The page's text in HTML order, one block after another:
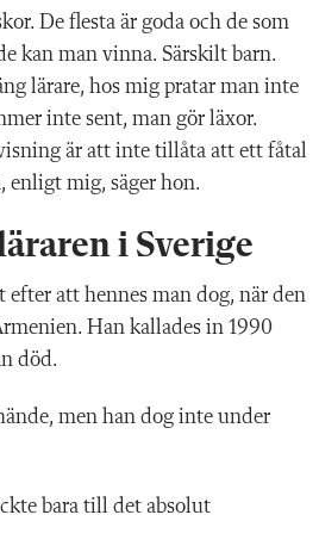
De flesta är goda och de som
kan man vinna. Särskilt barn.
lärare, hos mig pratar man inte
inte sent, man gör läxor.
är att inte tillåta att ett fåtal
enligt mig, säger hon.
i Sverige
att hennes man dog, när den
Han kallades in 1990
död.
men han dog inte under
bara till det absolut